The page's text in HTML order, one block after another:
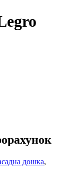
дошка,